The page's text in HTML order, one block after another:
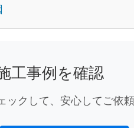
工事例を確認
ックして、安心してご依